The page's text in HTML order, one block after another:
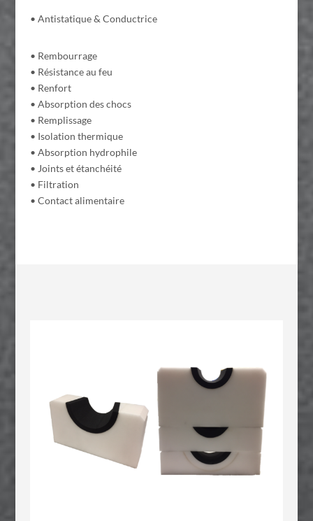
• Antistatique & Conductrice
• Rembourrage
• Résistance au feu
• Renfort
• Absorption des chocs
• Remplissage
• Isolation thermique
• Absorption hydrophile
• Joints et étanchéité
• Filtration
• Contact alimentaire